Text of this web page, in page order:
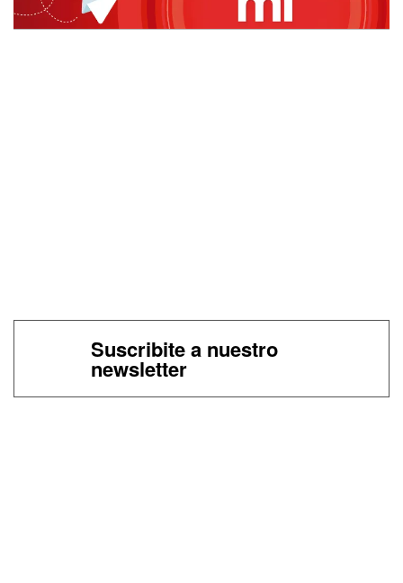
Suscribite a nuestro
newsletter